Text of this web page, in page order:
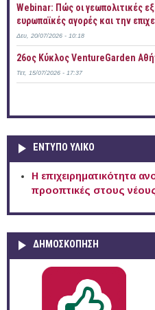
Webinar: Πώς οι γεωπολιτικές
ευρωπαϊκές αγορές και την
Δευ, 20/07/2026 - 10:18
26ος Κύκλος VentureGarden
Τετ, 15/07/2026 - 17:37
ΕΝΤΥΠΟ ΥΛΙΚΟ
Η επιχειρηματικότητα
προοπτικές στους
ΔΗΜΟΣΚΟΠΗΣΗ